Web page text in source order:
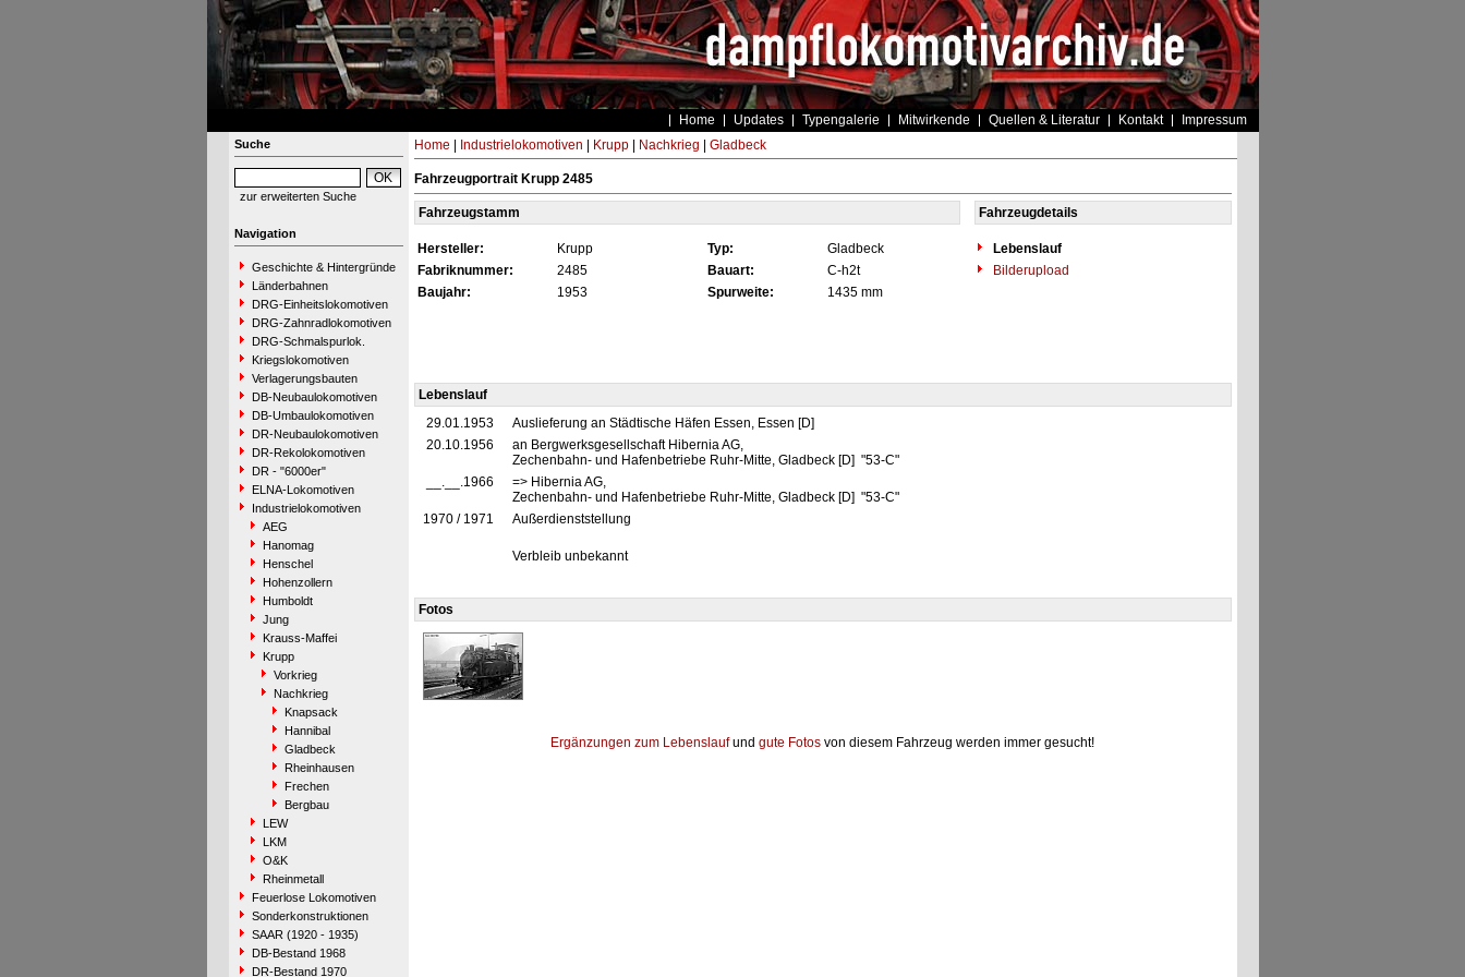
Home Updates Typengalerie Mitwirkende Quellen & Literatur Kontakt Impressum
Suche
zur erweiterten Suche
Navigation
Geschichte & Hintergründe
Länderbahnen
DRG-Einheitslokomotiven
DRG-Zahnradlokomotiven
DRG-Schmalspurlok.
Kriegslokomotiven
Verlagerungsbauten
DB-Neubaulokomotiven
DB-Umbaulokomotiven
DR-Neubaulokomotiven
DR-Rekolokomotiven
DR - "6000er"
ELNA-Lokomotiven
Industrielokomotiven
AEG
Hanomag
Henschel
Hohenzollern
Humboldt
Jung
Krauss-Maffei
Krupp
Vorkrieg
Nachkrieg
Knapsack
Hannibal
Gladbeck
Rheinhausen
Frechen
Bergbau
LEW
LKM
O&K
Rheinmetall
Feuerlose Lokomotiven
Sonderkonstruktionen
SAAR (1920 - 1935)
DB-Bestand 1968
DR-Bestand 1970
Home Industrielokomotiven Krupp| Nachkrieg Gladbeck
Fahrzeugportrait Krupp 2485
Fahrzeugstamm Fahrzeugdetails
Hersteller: Krupp Typ: Gladbeck
Lebenslauf
Fabriknummer:
2485 Bauart: C-h2t
Bilderupload
Baujahr:
1953 Spurweite: 1435 mm
Lebenslauf
29.01.1953
Auslieferung an Städtische Häfen Essen, Essen [D]
20.10.1956
an Bergwerksgesellschaft Hibernia AG,
Zechenbahn- und Hafenbetriebe Ruhr-Mitte, Gladbeck [D] "53-C"
__.__.1966
=> Hibernia AG,
Zechenbahn- und Hafenbetriebe Ruhr-Mitte, Gladbeck [D] "53-C"
1970 / 1971
Außerdienststellung
Verbleib unbekannt
Fotos
Ergänzungen zum Lebenslaufund gute Fotos von diesem Fahrzeug werden immer gesucht!